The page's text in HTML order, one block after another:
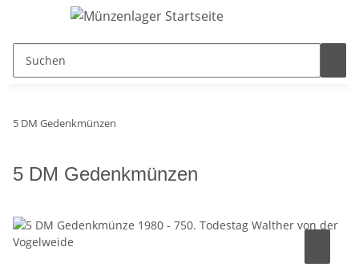
5 DM Gedenkmünzen
5 DM Gedenkmünzen